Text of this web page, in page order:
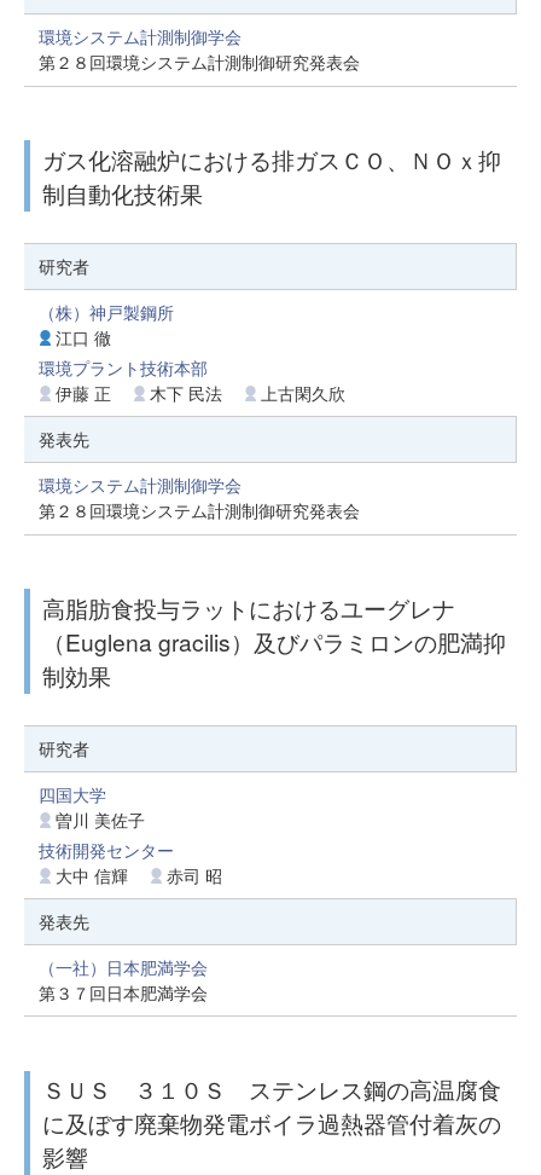
環境システム計測制御学会
第２８回環境システム計測制御研究発表会
ガス化溶融炉における排ガスＣＯ、ＮＯｘ抑
制自動化技術果
研究者
（株）神戸製鋼所
江口 徹
環境プラント技術本部
伊藤 正
木下 民法
上古閑久欣
発表先
環境システム計測制御学会
第２８回環境システム計測制御研究発表会
高脂肪食投与ラットにおけるユーグレナ
（Euglena gracilis）及びパラミロンの肥満抑
制効果
研究者
四国大学
曽川 美佐子
技術開発センター
大中 信輝
赤司 昭
発表先
（一社）日本肥満学会
第３７回日本肥満学会
ＳＵＳ ３１０Ｓ ステンレス鋼の高温腐食
に及ぼす廃棄物発電ボイラ過熱器管付着灰の
影響